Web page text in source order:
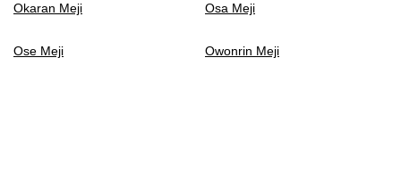
Okaran Meji Osa Meji
Ose Meji Owonrin Meji